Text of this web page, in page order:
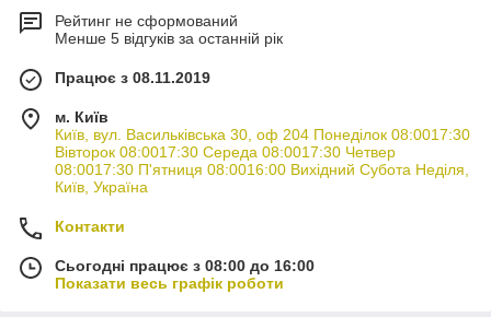
Рейтинг не сформований
Менше 5 відгуків за останній рік
Працює з 08.11.2019
м. Київ
Київ, вул. Васильківська 30, оф 204 Понеділок 08:0017:30
Вівторок 08:0017:30 Середа 08:0017:30 Четвер
08:0017:30 П'ятниця 08:0016:00 Вихідний Субота Неділя,
Київ, Україна
Контакти
Сьогодні працює з 08:00 до 16:00
Показати весь графік роботи